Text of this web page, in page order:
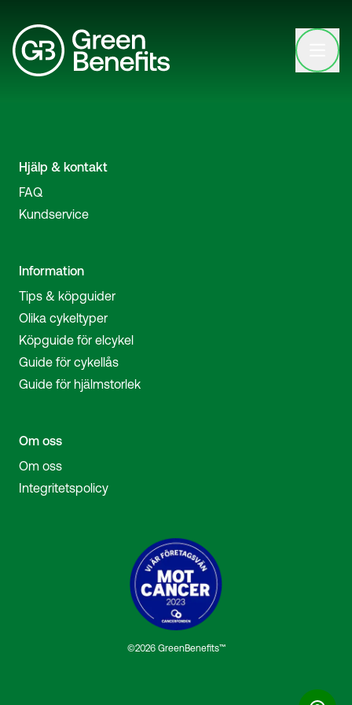
Open
Hjälp & kontakt
FAQ
Kundservice
Information
Tips & köpguider
Olika cykeltyper
Köpguide för elcykel
Guide för cykellås
Guide för hjälmstorlek
Om oss
Om oss
Integritetspolicy
©2026 GreenBenefits™